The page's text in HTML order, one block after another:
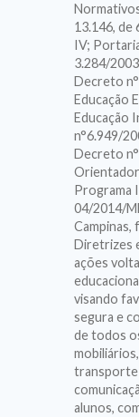
13.146, de
IV;
3.284/
Decreto
Educação
Educação
n°6.949/
Decreto
Orientador
Programa
04/2014/
Campinas,
Diretrizes
ações
visando
segura e
de todos
transporte
alunos,